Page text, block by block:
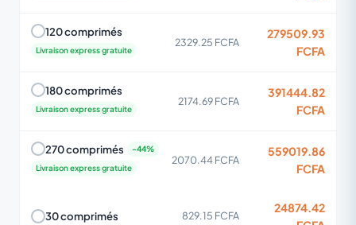
120 comprimés
Livraison express gratuite
2329.25 FCFA
279509.93
FCFA
180 comprimés
Livraison express gratuite
2174.69 FCFA
391444.82
FCFA
270 comprimés
Livraison express gratuite
2070.44 FCFA
559019.86
FCFA
30 comprimés 829.15 FCFA
24874.42